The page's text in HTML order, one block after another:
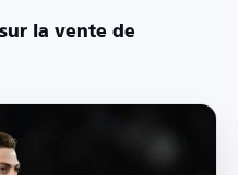
la vente de